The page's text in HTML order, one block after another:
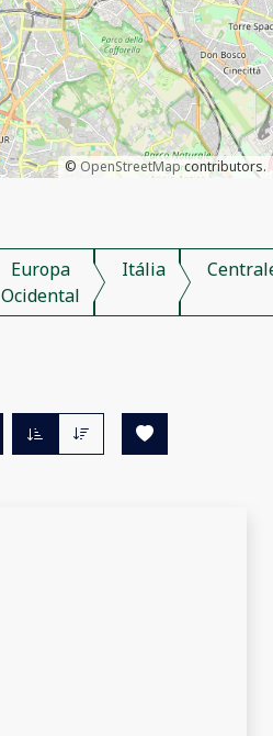
© OpenStreetMapcontributors.
Europa
Ocidental
Itália